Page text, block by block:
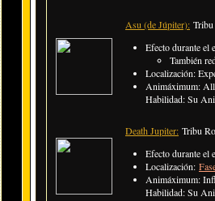
Asu (de Júpiter):
Efecto durante el
También
Localización:
Animáximum:
Habilidad: Su
Death Jupiter: Tribu
Efecto durante el
Localización:
Animáximum:
Habilidad: Su